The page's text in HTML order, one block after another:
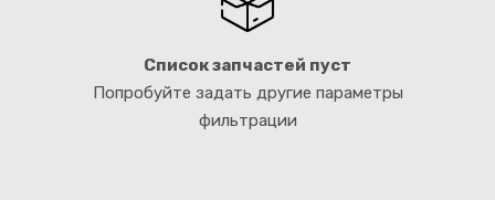
Список запчастей пуст
Попробуйте задать другие параметры
фильтрации